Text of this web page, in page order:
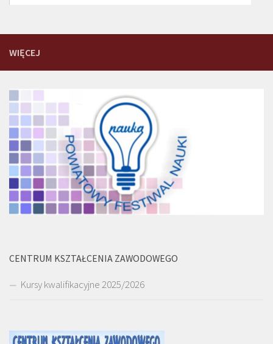
WIĘCEJ
CENTRUM KSZTAŁCENIA ZAWODOWEGO
Kursy kwalifikacyjne 2025/2026